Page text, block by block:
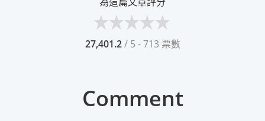
27,401.2/ 5 - 713 票數
Comment